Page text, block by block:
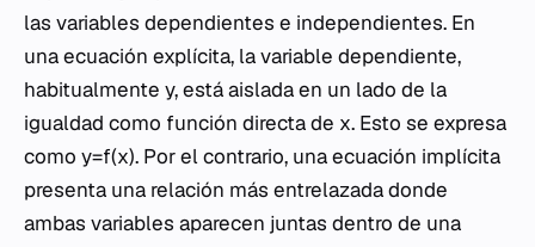
las variables dependientes e independientes. En
una ecuación explícita, la variable dependiente,
habitualmente y, está aislada en un lado de la
igualdad como función directa de x. Esto se expresa
como y=f(x). Por el contrario, una ecuación implícita
presenta una relación más entrelazada donde
ambas variables aparecen juntas dentro de una